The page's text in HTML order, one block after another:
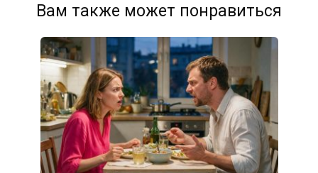
Вам также может понравиться